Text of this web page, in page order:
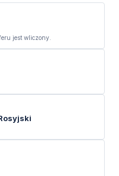
jest wliczony.